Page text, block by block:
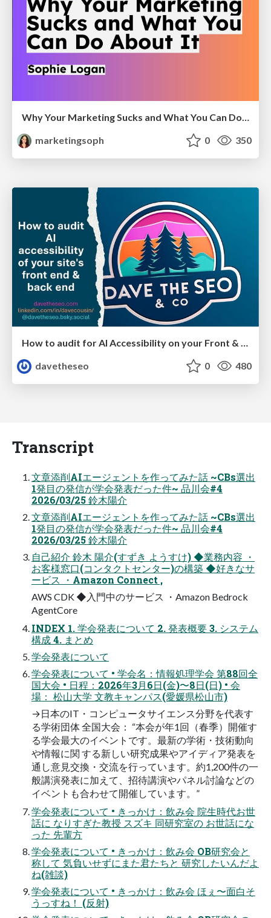
Why Your Marketing Sucks and What You Can Do About It - Sophie Logan
marketingsoph
0 350
davetheseo
0 480
Transcript
文章添削AIエージェントを作ってみた話 ~CBs選出
1発目の発信が学会発表だった件~ 品川会#4
2026/03/25 鈴木陽介
文章添削AIエージェントを作ってみた話 ~CBs選出
1発目の発信が学会発表だった件~ 品川会#4
2026/03/25 鈴木陽介
自己紹介 鈴木 陽介(すずき ようすけ) ◆業務内容 ・
お客様窓口(コンタクトセンター)の構築 ◆好きなサ
ービス ・Amazon Connect ,
AWS CDK ◆入門中のサービス ・Amazon Bedrock
AgentCore
INDEX 1. 学会発表について 2. 発表概要 3. システム
構成 4. まとめ
学会発表について
学会発表について • 学会名：情報処理学会 第88回全
国大会 • 日程：2026年3月6日(金)〜8日(日) • 会
場： 松山大学 文教キャンパス(愛媛県松山市)
→日本のIT・コンピュータサイエンス分野を代表す
る学術団体 全国大会： “本会が年1回（春季）開催す
る学会最大のイベントです。最新の学術・技術動向
や情報に関 する新しい研究成果やアイディア発表を
通し意見交換・交流を行っています。約1,200件の一
般講演発表に加えて、招待講演やパネル討論などの
イベントも合わせて開催しています。”
学会発表について • きっかけ：飲み会 院生時代お世
話に なりすぎた教授 スズキ 同研究室の お世話にな
った 先輩方
学会発表について • きっかけ：飲み会 OB研究会と
称して 気負いせずにまた君たちと 研究したいんだよ
ね(雑談)
学会発表について • きっかけ：飲み会 ほぇ〜面白そ
うっすね！ (反射)